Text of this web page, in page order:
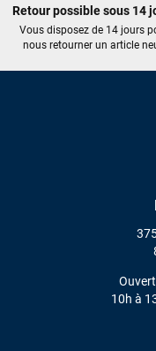
Retour possible sous 14
Vous disposez de 14 jours
nous retourner un article
10h à
Maronui RICHMOND
J'ai acheté une voile